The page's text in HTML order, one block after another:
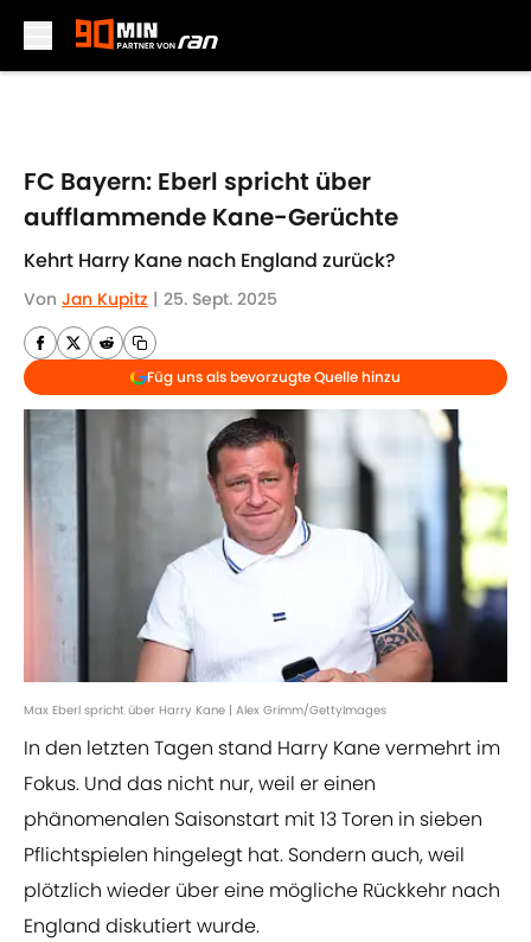
FC Bayern: Eberl spricht über
aufflammende Kane-Gerüchte
Kehrt Harry Kane nach England zurück?
Von Jan Kupitz | 25. Sept. 2025
Füg uns als bevorzugte Quelle hinzu
Max Eberl spricht über Harry Kane | Alex Grimm/GettyImages
In den letzten Tagen stand Harry Kane vermehrt im
Fokus. Und das nicht nur, weil er einen
phänomenalen Saisonstart mit 13 Toren in sieben
Pflichtspielen hingelegt hat. Sondern auch, weil
plötzlich wieder über eine mögliche Rückkehr nach
England diskutiert wurde.